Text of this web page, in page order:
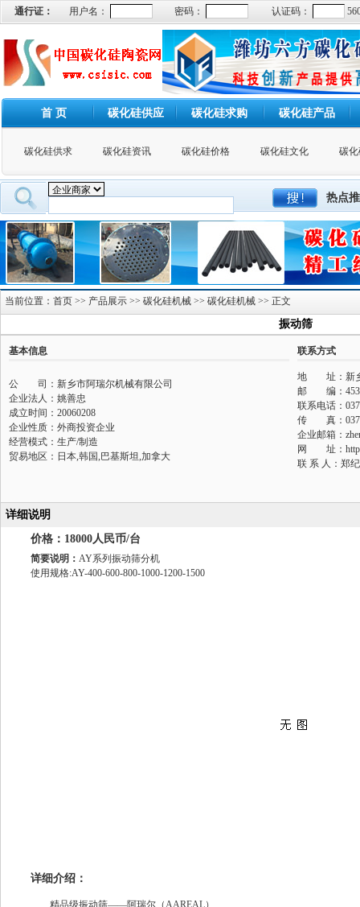
通行证： 用户名： 密码： 认证码：
首 页 碳化硅供应 碳化硅求购 碳化硅产品
碳化硅供求 碳化硅资讯 碳化硅价格 碳化硅文化 碳
热点
当前位置： 首页 >> 产品展示 >> 碳化硅机械 >> 碳化硅机械 >> 正文
振动筛
基本信息 联系方式
公 司：新乡市阿瑞尔机械有限公司
企业法人：姚善忠
成立时间：20060208
企业性质：外商投资企业
经营模式：生产/制造
贸易地区：日本,韩国,巴基斯坦,加拿大
地 址：新乡
邮 编：
联系电话：
传 真：
企业邮箱：
网 址：
联 系 人：郑
详细说明
价格：18000人民币/台
简要说明： AY系列振动筛分机
使用规格:AY-400-600-800-1000-1200-1500
详细介绍：
精品级振动筛——阿瑞尔（AAREAL）